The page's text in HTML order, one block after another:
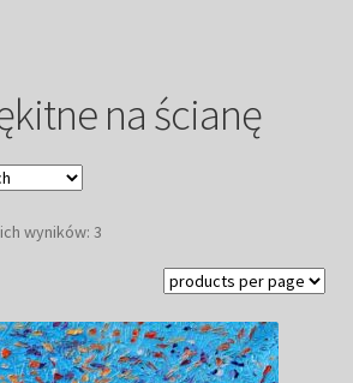
na ścianę
wyników: 3Posortowane
najnowszych